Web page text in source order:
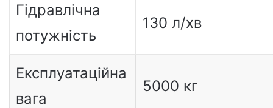
Гідравлічна
потужність
130 л/хв
Експлуатаційна
вага
5000 кг